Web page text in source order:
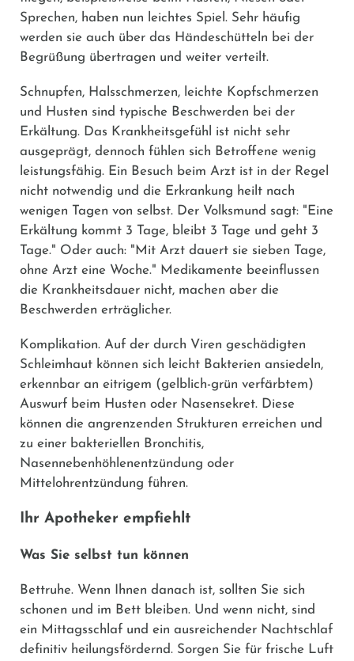
Sprechen, haben nun leichtes Spiel. Sehr häufig
werden sie auch über das Händeschütteln bei der
Begrüßung übertragen und weiter verteilt.
Schnupfen, Halsschmerzen, leichte Kopfschmerzen
und Husten sind typische Beschwerden bei der
Erkältung. Das Krankheitsgefühl ist nicht sehr
ausgeprägt, dennoch fühlen sich Betroffene wenig
leistungsfähig. Ein Besuch beim Arzt ist in der Regel
nicht notwendig und die Erkrankung heilt nach
wenigen Tagen von selbst. Der Volksmund sagt: "Eine
Erkältung kommt 3 Tage, bleibt 3 Tage und geht 3
Tage." Oder auch: "Mit Arzt dauert sie sieben Tage,
ohne Arzt eine Woche." Medikamente beeinflussen
die Krankheitsdauer nicht, machen aber die
Beschwerden erträglicher.
Komplikation. Auf der durch Viren geschädigten
Schleimhaut können sich leicht Bakterien ansiedeln,
erkennbar an eitrigem (gelblich-grün verfärbtem)
Auswurf beim Husten oder Nasensekret. Diese
können die angrenzenden Strukturen erreichen und
zu einer bakteriellen Bronchitis,
Nasennebenhöhlenentzündung oder
Mittelohrentzündung führen.
Ihr Apotheker empfiehlt
Was Sie selbst tun können
Bettruhe. Wenn Ihnen danach ist, sollten Sie sich
schonen und im Bett bleiben. Und wenn nicht, sind
ein Mittagsschlaf und ein ausreichender Nachtschlaf
definitiv heilungsfördernd. Sorgen Sie für frische Luft